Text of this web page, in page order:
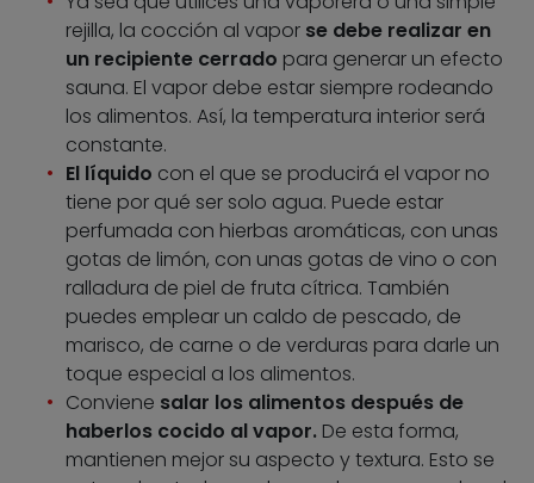
rejilla, la cocción al vapor se debe realizar en
un recipiente cerrado para generar un efecto
sauna. El vapor debe estar siempre rodeando
los alimentos. Así, la temperatura interior será
constante.
El líquido con el que se producirá el vapor no
tiene por qué ser solo agua. Puede estar
perfumada con hierbas aromáticas, con unas
gotas de limón, con unas gotas de vino o con
ralladura de piel de fruta cítrica. También
puedes emplear un caldo de pescado, de
marisco, de carne o de verduras para darle un
toque especial a los alimentos.
Conviene salar los alimentos después de
haberlos cocido al vapor. De esta forma,
mantienen mejor su aspecto y textura. Esto se